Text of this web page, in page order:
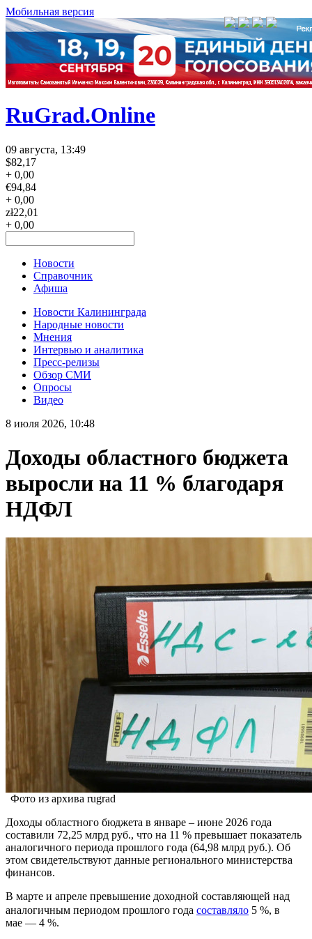
Мобильная версия
RuGrad.Online
09 августа, 13:49
$82,17
+ 0,00
€94,84
+ 0,00
zł22,01
+ 0,00
Новости
Справочник
Афиша
Новости Калининграда
Народные новости
Мнения
Интервью и аналитика
Пресс-релизы
Обзор СМИ
Опросы
Видео
8 июля 2026, 10:48
Доходы областного бюджета
выросли на 11 % благодаря
НДФЛ
Фото из архива rugrad
Доходы областного бюджета в январе – июне 2026 года
составили 72,25 млрд руб., что на 11 % превышает показатель
аналогичного периода прошлого года (64,98 млрд руб.). Об
этом свидетельствуют данные регионального министерства
финансов.
В марте и апреле превышение доходной составляющей над
аналогичным периодом прошлого года составляло 5 %, в
мае — 4 %.